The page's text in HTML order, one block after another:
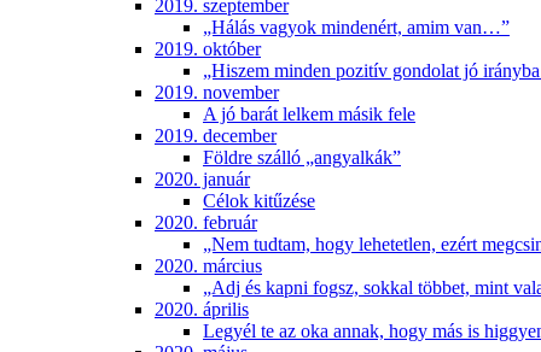
2019. szeptember
„Hálás vagyok mindenért, amim van…”
2019. október
„Hiszem minden pozitív gondolat jó
2019. november
A jó barát lelkem másik fele
2019. december
Földre szálló „angyalkák”
2020. január
Célok kitűzése
2020. február
„Nem tudtam, hogy lehetetlen, ezért
2020. március
„Adj és kapni fogsz, sokkal többet, mint
2020. április
Legyél te az oka annak, hogy más is